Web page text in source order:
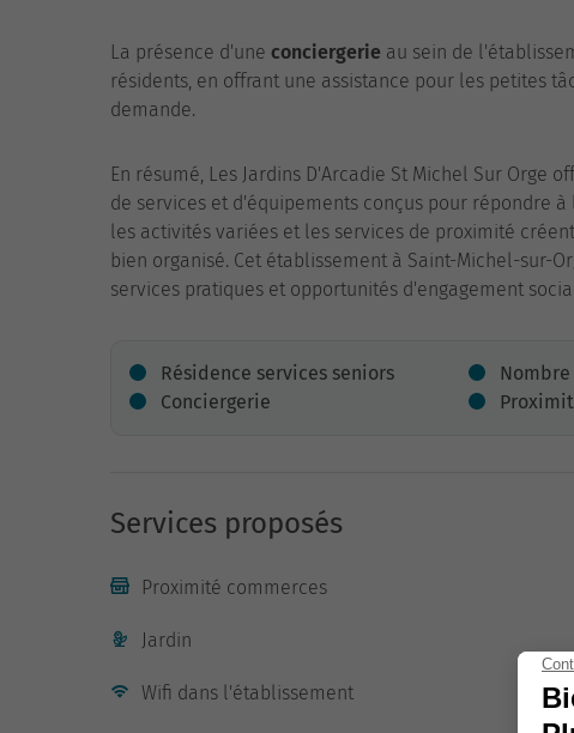
La présence d'une conciergerie au sein de
résidents, en offrant une assistance pour les petites
demande.
En résumé, Les Jardins D'Arcadie St Michel Sur Orge
de services et d'équipements conçus pour répondre
les activités variées et les services de proximité
bien organisé. Cet établissement à Saint-Michel-sur-
services pratiques et opportunités d'engagement
Résidence services seniors
Conciergerie
Services proposés
Proximité commerces
Jardin
Wifi dans l'établissement